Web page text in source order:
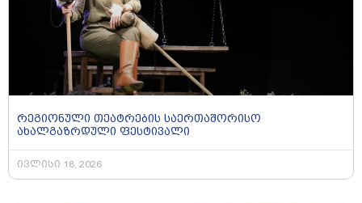
რეგიონული თეატრების საერთაშორისო
ახალგაზრდული ფესტივალი
ივლისი 18, 2026